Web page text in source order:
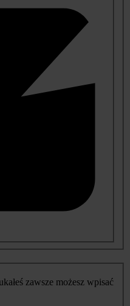
zawsze możesz wpisać